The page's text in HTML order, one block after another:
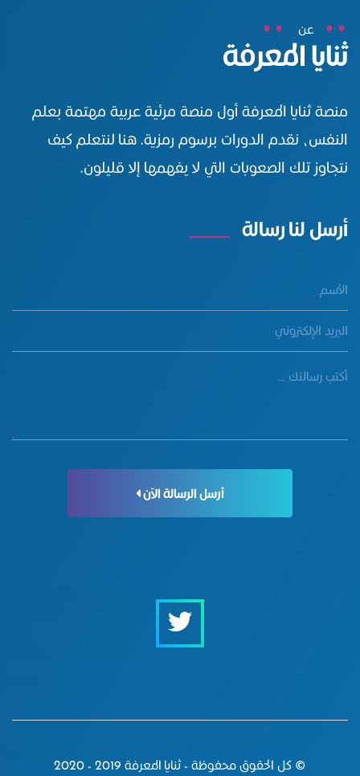
عن
ثنايا المعرفة
منصة ثنايا المعرفة أول منصة مرئية عربية مهتمة بعلم
النفس، نقدم الدورات برسوم رمزية. هنا لنتعلم كيف
نتجاوز تلك الصعوبات التي لا يفهمها إلا قليلون.
أرسل لنا رسالة
أرسل الرسالة الآن
© كل الحقوق محفوظة - ثنايا المعرفة 2019 - 2020